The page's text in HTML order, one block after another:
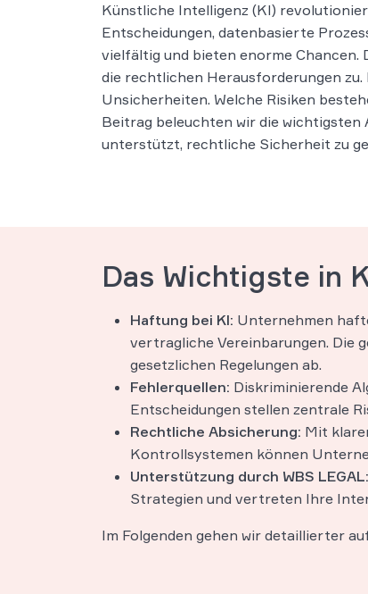
Künstliche Intelligenz (KI)
Entscheidungen, datenbasierte
vielfältig und bieten enorme
die rechtlichen Herausforderungen
Unsicherheiten. Welche Risiken
Beitrag beleuchten wir die wichtigsten
unterstützt, rechtliche Sicherheit zu
Das Wichtigste in
Haftung bei KI: Unternehmen
vertragliche Vereinbarungen. Die
gesetzlichen Regelungen ab.
Fehlerquellen: Diskriminierende
Entscheidungen stellen zentrale
Rechtliche Absicherung: Mit
Kontrollsystemen können
Unterstützung durch WBS LEGAL:
Strategien und vertreten Ihre
Im Folgenden gehen wir detaillierter